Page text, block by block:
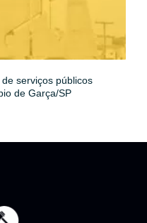
serviços públicos
de Garça/SP